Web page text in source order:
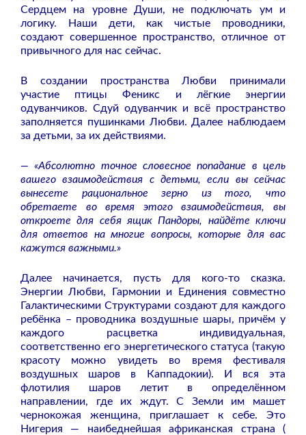
Сердцем на уровне Души, не подключать ум и
логику. Наши дети, как чистые проводники,
создают совершенное пространство, отличное от
привычного для нас сейчас.
В создании пространства Любви принимали
участие птицы Феникс и лёгкие энергии
одуванчиков. Сдуй одуванчик и всё пространство
заполняется пушинками Любви. Далее наблюдаем
за детьми, за их действиями.
— «Абсолютно точное словесное попадание в цель
вашего взаимодействия с детьми, если вы сейчас
вынесете рациональное зерно из того, что
обретаете во время этого взаимодействия, вы
откроете для себя ящик Пандоры, найдёте ключи
для ответов на многие вопросы, которые для вас
кажутся важными.»
Далее начинается, пусть для кого-то сказка.
Энергии Любви, Гармонии и Единения совместно
Галактическими Структурами создают для каждого
ребёнка – проводника воздушные шары, причём у
каждого расцветка индивидуальная,
соответственно его энергетического статуса (такую
красоту можно увидеть во время фестиваля
воздушных шаров в Каппадокии). И вся эта
флотилия шаров летит в определённом
направлении, где их ждут. С Земли им машет
чернокожая женщина, приглашает к себе. Это
Нигерия — наибеднейшая африканская страна (